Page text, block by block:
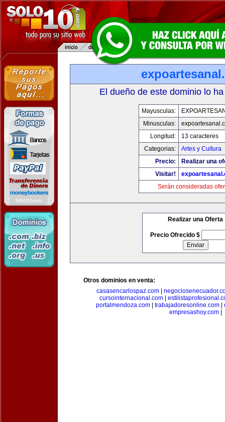
El dueño de este dominio lo
Mayusculas:
Minusculas:
Longitud:
13 caracteres
Categorias:
Artes y Cultura
Precio:
Realizar una
Visitar!
Serán consideradas
Realizar una Oferta
Precio Ofrecido $
Otros dominios en venta:
casasencarlospaz.com|
cursointernacional.com|
portalmendoza.com| trabajadoresonline.com|
empresashoy.com|